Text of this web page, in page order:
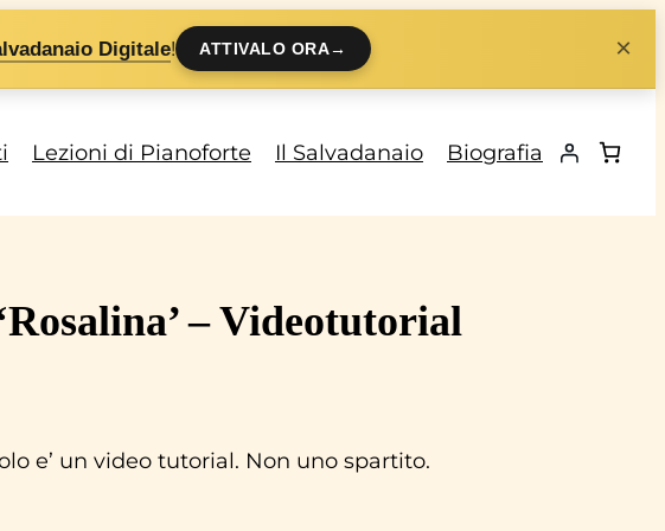
Digitale! ATTIVALO ORA→ ×
Lezioni di Pianoforte Il Salvadanaio Biografia
– Videotutorial
e’ un video tutorial. Non uno spartito.